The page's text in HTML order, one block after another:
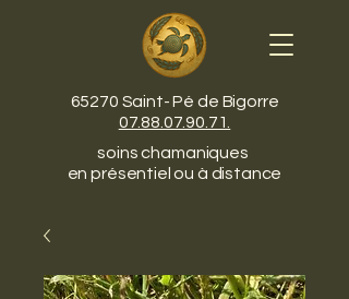
soins chamaniques
en présentiel ou à distance
65270 Saint- Pé de Bigorre
07.88.07.90.71.